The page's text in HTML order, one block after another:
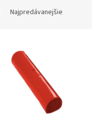
Najpredávanejšie